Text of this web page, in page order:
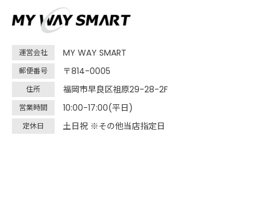
運営会社 MY WAY SMART
郵便番号 〒814-0005
住所 福岡市早良区祖原29-28-2F
営業時間 10:00-17:00(平日)
定休日 土日祝 ※その他当店指定日